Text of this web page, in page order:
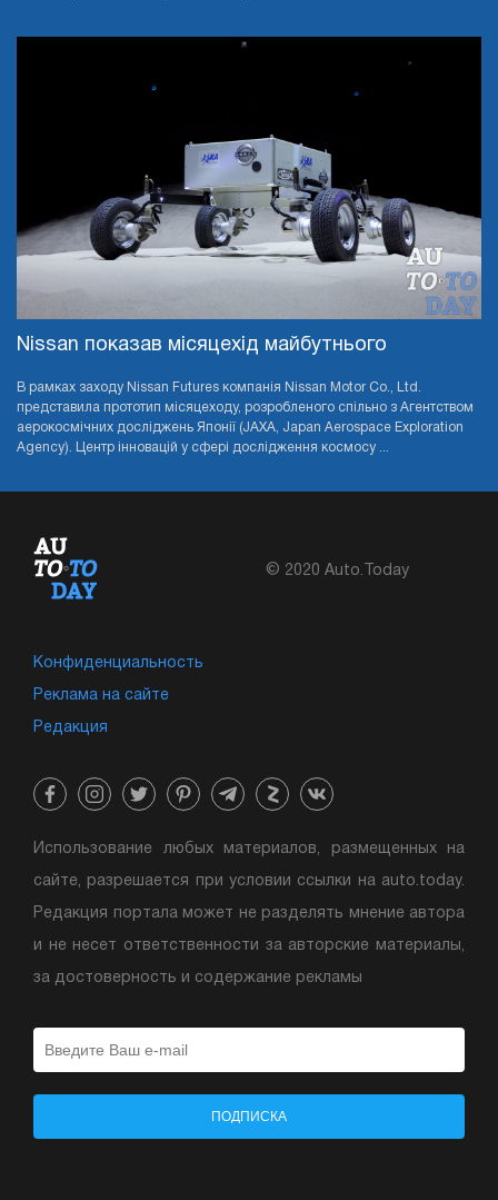
Nissan показав місяцехід майбутнього
В рамках заходу Nissan Futures компанія Nissan Motor Co., Ltd.
представила прототип місяцеходу, розробленого спільно з Агентством
аерокосмічних досліджень Японії (JAXA, Japan Aerospace Exploration
Agency). Центр інновацій у сфері дослідження космосу ...
© 2020 Auto.Today
Конфиденциальность
Реклама на сайте
Редакция
Использование любых материалов, размещенных на
сайте, разрешается при условии ссылки на auto.today.
Редакция портала может не разделять мнение автора
и не несет ответственности за авторские материалы,
за достоверность и содержание рекламы
ПОДПИСКА